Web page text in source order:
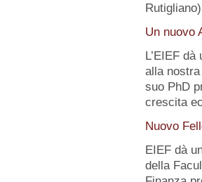
Un nuovo
L’EIEF
alla
suo PhD
crescita
Nuovo
EIEF dà
della